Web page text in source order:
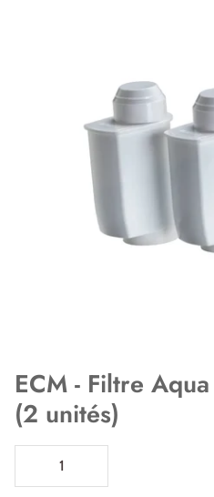
ECM - Filtre
(2 unités)